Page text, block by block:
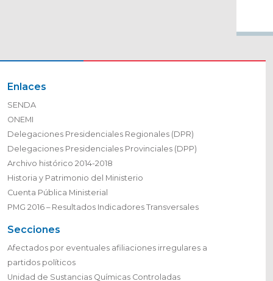
Enlaces
SENDA
ONEMI
Delegaciones Presidenciales Regionales (DPR)
Delegaciones Presidenciales Provinciales (DPP)
Archivo histórico 2014-2018
Historia y Patrimonio del Ministerio
Cuenta Pública Ministerial
PMG 2016 – Resultados Indicadores Transversales
Secciones
Afectados por eventuales afiliaciones irregulares a
partidos políticos
Unidad de Sustancias Químicas Controladas